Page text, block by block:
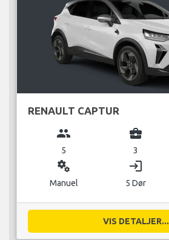
RENAULT CAPTUR
group
5
business_center
3
miscellaneous_services
Manuel
login
5 Dør
VIS DETALJER...